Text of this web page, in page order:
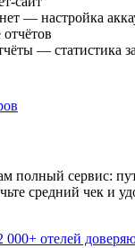
— настройка
— статистика
полный сервис:
средний чек и
000+ отелей